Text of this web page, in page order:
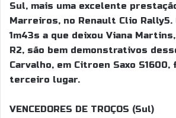
Sul, mais uma excelente
Marreiros, no Renault Clio Rally5.
1m43s a que deixou Viana
R2, são bem demonstrativos
Carvalho, em Citroen Saxo S1600,
terceiro lugar.
VENCEDORES DE TROÇOS (Sul)